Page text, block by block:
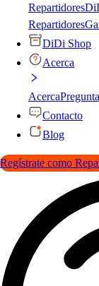
Repartidores
Repartidores
DiDi Shop
Acerca
Acerca
Contacto
Blog
Regístrate como